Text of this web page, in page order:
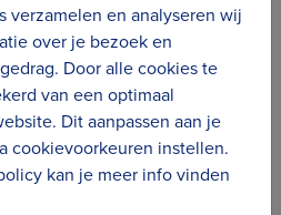
je in het online
verzamelen en analyseren wij
over je bezoek en
Door alle cookies te
van een optimaal
Dit aanpassen aan je
cookievoorkeuren instellen.
kan je meer info vinden